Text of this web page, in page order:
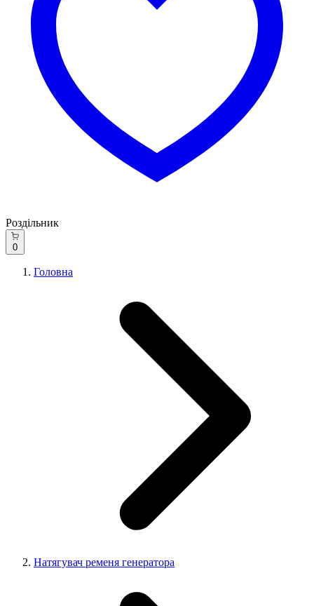
Роздільник
0
Головна
Натягувач ременя генератора